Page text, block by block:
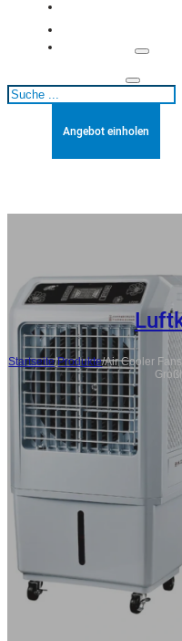
Suchen
Angebot einholen
Startseite/Produkte/Air Cooler